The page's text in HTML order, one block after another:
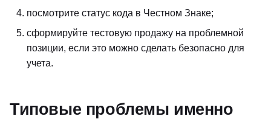
посмотрите статус кода в Честном Знаке;
сформируйте тестовую продажу на проблемной
позиции, если это можно сделать безопасно для
учета.
Типовые проблемы именно